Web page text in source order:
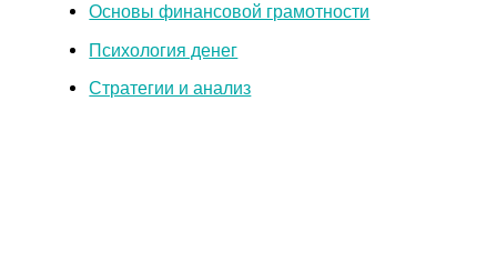
Основы финансовой грамотности
Психология денег
Стратегии и анализ